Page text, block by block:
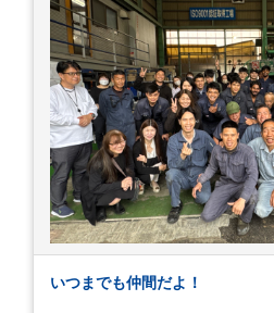
ンク、紫のアジサイは圧巻
れているので、アジサイの
覚で散策を楽しめます。 写真好きにはたまらない
「フォトジェニック」な景
こを切り取っても絵になる場所ば
からの眺望: 敷地が高い位
い越しに広がる茂原の景色を
での撮影: アジサイの小道を
は、とても幻想的で素敵な写
雨の季節特有の「しっとり
素敵ですし、晴れた日の「
たアジサイ」も最高です。
いつまでも仲間だよ！